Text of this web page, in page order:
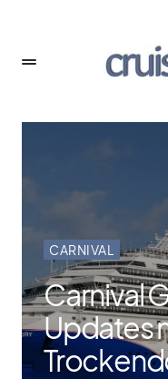
CARNIVAL
Carnival
Updates